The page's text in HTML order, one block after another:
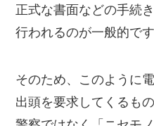
正式な書面などの手続
行われるのが一般的です
そのため、このように
出頭を要求してくるも